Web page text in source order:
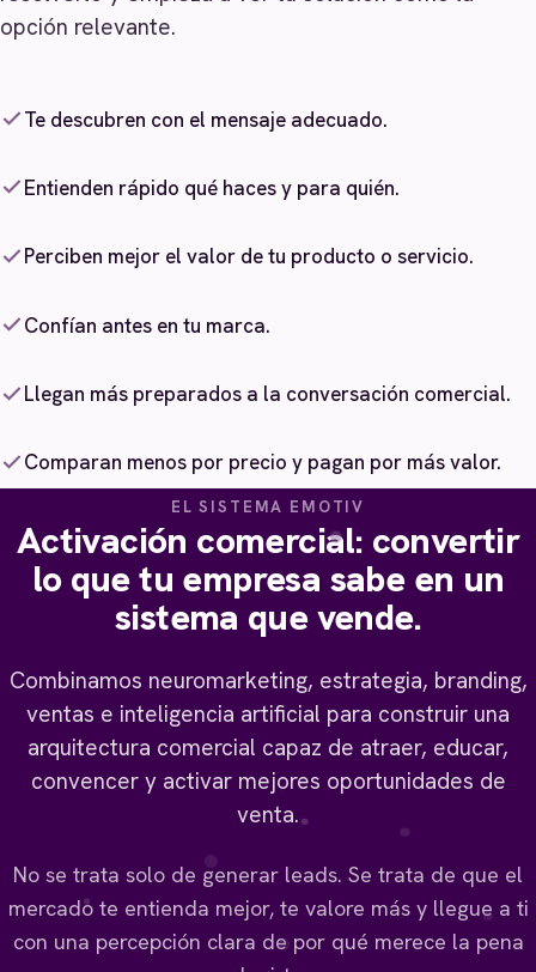
opción relevante.
Te descubren con el mensaje adecuado.
Entienden rápido qué haces y para quién.
Perciben mejor el valor de tu producto o servicio.
Confían antes en tu marca.
Llegan más preparados a la conversación comercial.
Comparan menos por precio y pagan por más valor.
EL SISTEMA EMOTIV
Activación comercial: convertir
lo que tu empresa sabe en un
sistema que vende.
Combinamos neuromarketing, estrategia, branding,
ventas e inteligencia artificial para construir una
arquitectura comercial capaz de atraer, educar,
convencer y activar mejores oportunidades de
venta.
No se trata solo de generar leads. Se trata de que el
mercado te entienda mejor, te valore más y llegue a ti
con una percepción clara de por qué merece la pena